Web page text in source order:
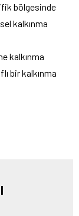
bölgesinde
kalkınma
kalkınma
bir kalkınma